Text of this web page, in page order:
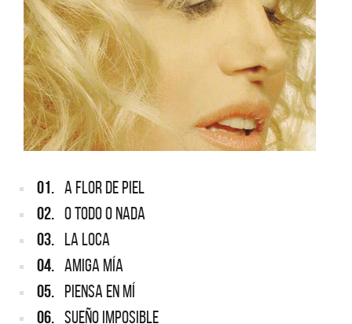
01. A FLOR DE PIEL
02. O TODO O NADA
03. LA LOCA
04. AMIGA MÍA
05. PIENSA EN MÍ
06. SUEÑO IMPOSIBLE